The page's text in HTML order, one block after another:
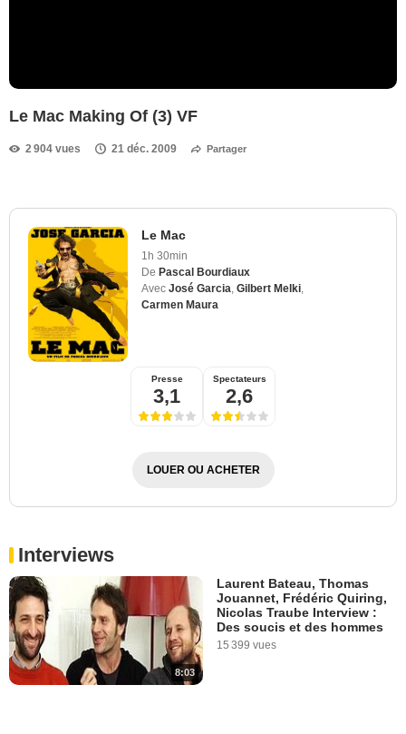
Le Mac Making Of (3) VF
2 904 vues 21 déc. 2009 Partager
Le Mac
1h 30min
De Pascal Bourdiaux
Avec José Garcia Gilbert Melki
Carmen Maura
Presse
3,1
Spectateurs
2,6
LOUER OU ACHETER
Interviews
8:03
Laurent Bateau, Thomas
Jouannet, Frédéric Quiring,
Nicolas Traube Interview :
Des soucis et des hommes
15 399 vues